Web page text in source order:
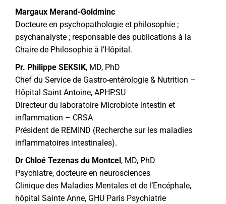
Margaux Merand-Goldminc
Docteure en psychopathologie et philosophie ;
psychanalyste ; responsable des publications à la
Chaire de Philosophie à l’Hôpital.
Pr. Philippe SEKSIK, MD, PhD
Chef du Service de Gastro-entérologie & Nutrition –
Hôpital Saint Antoine, APHP.SU
Directeur du laboratoire Microbiote intestin et
inflammation – CRSA
Président de REMIND (Recherche sur les maladies
inflammatoires intestinales).
Dr Chloé Tezenas du Montcel , MD, PhD
Psychiatre, docteure en neurosciences
Clinique des Maladies Mentales et de l’Encéphale,
hôpital Sainte Anne, GHU Paris Psychiatrie